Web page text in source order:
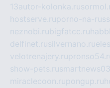
13autor-kolonka.ru
hostserve.ruporno-na-
neznobi.rubigfatcc.ru
delfinet.rusilvernano.ru
velotrenajery.ru
show-pets.ru
miraclecoon.rupongup.ru